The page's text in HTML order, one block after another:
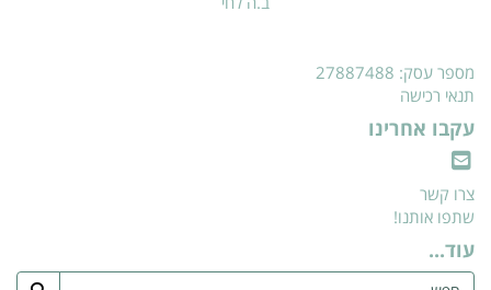
מספר עסק: 27887488
תנאי רכישה
עקבו אחרינו
צרו קשר
שתפו אותנו!
עוד...